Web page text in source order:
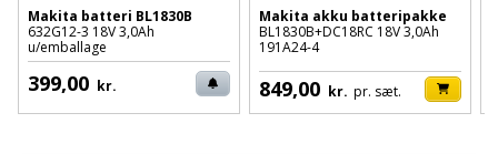
Sternbeklædning
Tag
og
Palleløfter
Polsøger
Profilsaks
Industristøvsuger
Kantfræser
Kantlimer
Højbede
Højtaler
Hylder
Makita batteri BL1830B
632G12-3 18V 3,0Ah
u/emballage
399,00 kr.
Makita akku batteripakke
BL1830B+DC18RC 18V 3,0Ah
191A24-4
849,00 kr. pr. sæt.